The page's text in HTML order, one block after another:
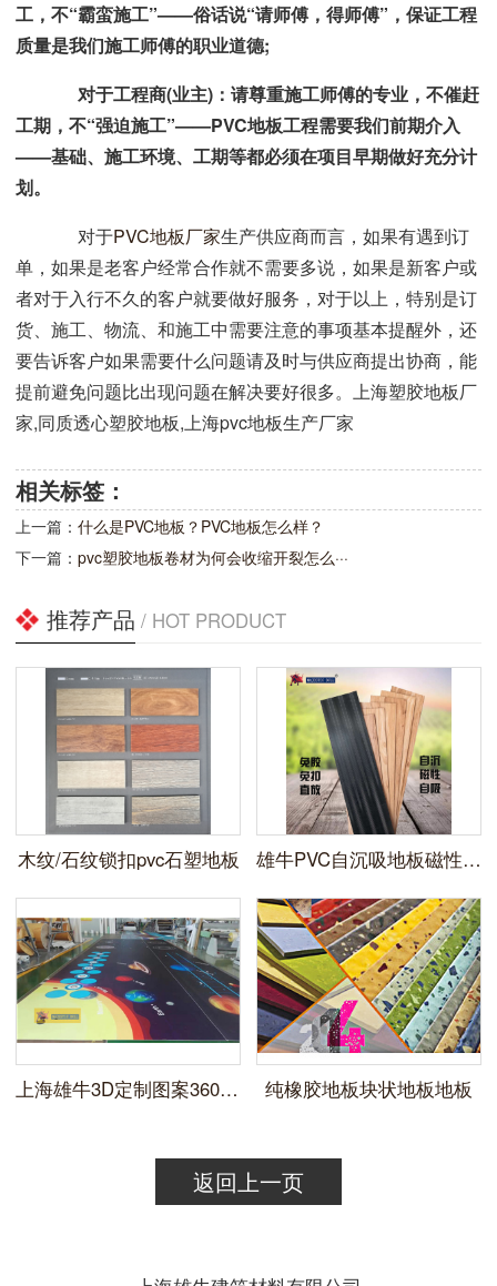
工，不“霸蛮施工”——俗话说“请师傅，得师傅”，保证工程
质量是我们施工师傅的职业道德;
对于工程商(业主)：请尊重施工师傅的专业，不催赶
工期，不“强迫施工”——PVC地板工程需要我们前期介入
——基础、施工环境、工期等都必须在项目早期做好充分计
划。
对于PVC地板厂家生产供应商而言，如果有遇到订
单，如果是老客户经常合作就不需要多说，如果是新客户或
者对于入行不久的客户就要做好服务，对于以上，特别是订
货、施工、物流、和施工中需要注意的事项基本提醒外，还
要告诉客户如果需要什么问题请及时与供应商提出协商，能
提前避免问题比出现问题在解决要好很多。上海塑胶地板厂
家,同质透心塑胶地板,上海pvc地板生产厂家
相关标签：
上一篇： 什么是PVC地板？PVC地板怎么样？
下一篇： pvc塑胶地板卷材为何会收缩开裂怎么···
推荐产品 / HOT PRODUCT
木纹/石纹锁扣pvc石塑地板 雄牛PVC自沉吸地板磁性LVT免胶地板
上海雄牛3D定制图案360pvc塑胶地板 纯橡胶地板块状地板地板
返回上一页